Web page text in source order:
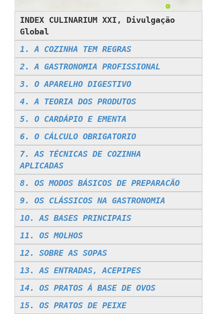
INDEX CULINARIUM XXI, Divulgação
Global
1. A COZINHA TEM REGRAS
2. A GASTRONOMIA PROFISSIONAL
3. O APARELHO DIGESTIVO
4. A TEORIA DOS PRODUTOS
5. O CARDÁPIO E EMENTA
6. O CÁLCULO OBRIGATORIO
7. AS TÉCNICAS DE COZINHA
APLICADAS
8. OS MODOS BÁSICOS DE PREPARACÃO
9. OS CLÁSSICOS NA GASTRONOMIA
1O. AS BASES PRINCIPAIS
11. OS MOLHOS
12. SOBRE AS SOPAS
13. AS ENTRADAS, ACEPIPES
14. OS PRATOS Á BASE DE OVOS
15. OS PRATOS DE PEIXE